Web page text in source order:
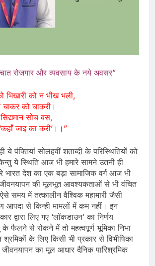
रोजगार और व्यवसाय के नये अवसर”
भिखारी को न भीख भली,
को चाकरी।
सोच बस,
जाइ का करी’।।”
पंक्तियां सोलहवीं शताब्दी के परिस्थितियों को
ये स्थिति आज भी हमारे सामने उतनी ही
भारत देश का एक बड़ा सामाजिक वर्ग आज भी
की मूलभूत आवश्यकताओं से भी वंचित
समय में तत्कालीन वैश्विक महामारी जैसी
आपदा से किन्ही मामलों में कम नहीं। इन
द्वारा लिए गए ‘लॉकडाउन’ का निर्णय
फैलने से रोकने में तो महत्वपूर्ण भूमिका निभा
के लिए किसी भी प्रकार से विभीषिका
का मूल आधार दैनिक पारिश्रमिक